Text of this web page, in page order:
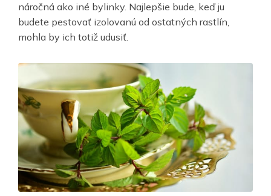
náročná ako iné bylinky. Najlepšie bude, keď ju
budete pestovať izolovanú od ostatných rastlín,
mohla by ich totiž udusiť.